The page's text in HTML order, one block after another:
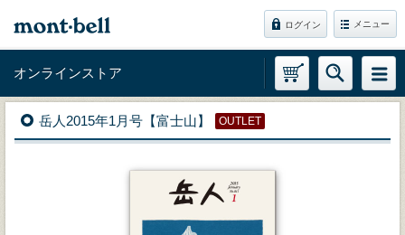
ログイン メニュー
オンラインストア
岳人2015年1月号【富士山】 OUTLET